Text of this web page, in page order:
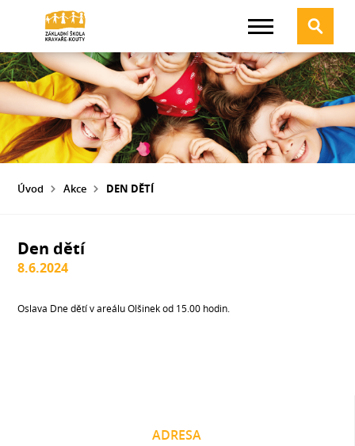
Úvod Akce DEN DĚTÍ
Den dětí
8.6.2024
Oslava Dne dětí v areálu Olšinek od 15.00 hodin.
ADRESA